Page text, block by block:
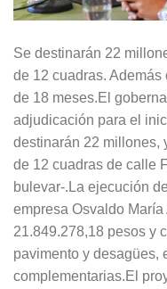
Se destinarán 22
de 12 cuadras.
de 18 meses.El
adjudicación para el
destinarán 22 millones,
de 12 cuadras de calle
bulevar-.La ejecución
empresa Osvaldo
21.849.278,18 pesos y
pavimento y desagües,
complementarias.El